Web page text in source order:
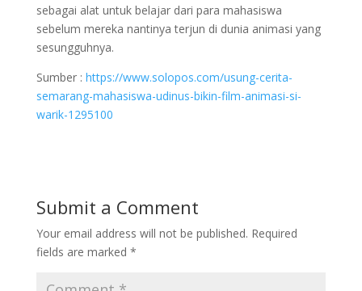
sebagai alat untuk belajar dari para mahasiswa
sebelum mereka nantinya terjun di dunia animasi yang
sesungguhnya.
Sumber : https://www.solopos.com/usung-cerita-
semarang-mahasiswa-udinus-bikin-film-animasi-si-
warik-1295100
Submit a Comment
Your email address will not be published. Required
fields are marked *